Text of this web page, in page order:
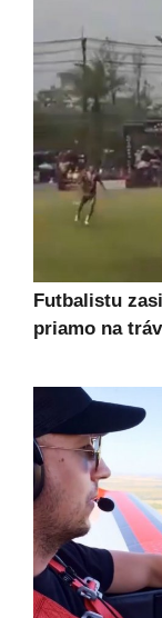
Futbalistu
priamo na